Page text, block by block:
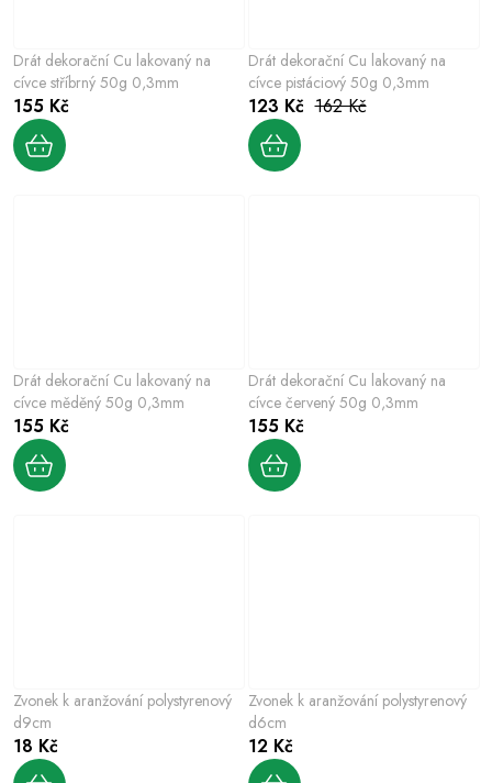
Drát dekorační Cu lakovaný na
cívce stříbrný 50g 0,3mm
155 Kč
Drát dekorační Cu lakovaný na
cívce pistáciový 50g 0,3mm
123 Kč 162 Kč
Drát dekorační Cu lakovaný na
cívce měděný 50g 0,3mm
155 Kč
Drát dekorační Cu lakovaný na
cívce červený 50g 0,3mm
155 Kč
Zvonek k aranžování polystyrenový
d9cm
18 Kč
Zvonek k aranžování polystyrenový
d6cm
12 Kč